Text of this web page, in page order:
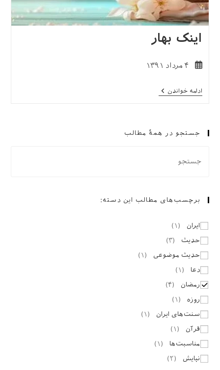
اینک بهار
نوشته
است:
۴ مرداد ۱۳۹۱
ادامه خواندناینک
جستجو در همهٔ مطالب
برچسب‌های مطالب این دسته:
ایران ( ۱ )
حدیث
(۳)
حدیث موضوعی
( ۱ )
دعا
( ۱ )
رمضان
(۴)
روزه
( ۱ )
سنت‌های ایران
( ۱ )
قرآن
( ۱ )
مناسبت‌ها
( ۱ )
نیایش
(۲)